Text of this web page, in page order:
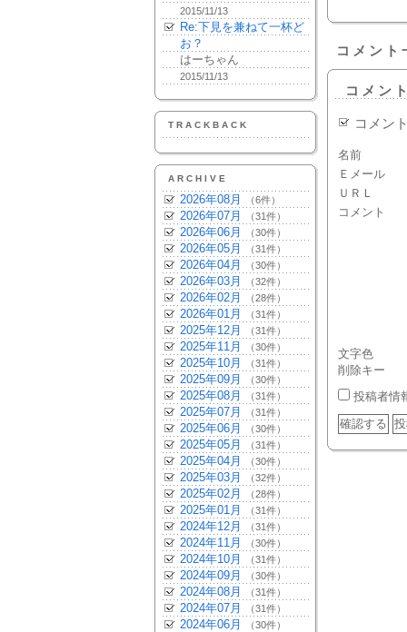
2015/11/13
Re:下見を兼ねて一杯ど
お？
はーちゃん
2015/11/13
TRACKBACK
ARCHIVE
2026年08月 （6件）
2026年07月 （31件）
2026年06月 （30件）
2026年05月 （31件）
2026年04月 （30件）
2026年03月 （32件）
2026年02月 （28件）
2026年01月 （31件）
2025年12月 （31件）
2025年11月 （30件）
2025年10月 （31件）
2025年09月 （30件）
2025年08月 （31件）
2025年07月 （31件）
2025年06月 （30件）
2025年05月 （31件）
2025年04月 （30件）
2025年03月 （32件）
2025年02月 （28件）
2025年01月 （31件）
2024年12月 （31件）
2024年11月 （30件）
2024年10月 （31件）
2024年09月 （30件）
2024年08月 （31件）
2024年07月 （31件）
2024年06月 （30件）
コメント
コメン
コメン
名前
Ｅメール
ＵＲＬ
コメント
文字色
削除キー
投稿者情